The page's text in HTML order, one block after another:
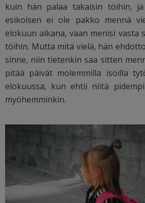
kuin hän palaa takaisin töihin,
esikoisen ei ole pakko mennä
elokuun aikana, vaan menisi vasta
töihin. Mutta mitä vielä, hän
sinne, niin tietenkin saa sitten
pitää päivät molemmilla isoilla
elokuussa, kun ehtii niitä
myöhemminkin.